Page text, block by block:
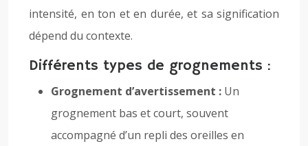
intensité, en ton et en durée, et sa signification
dépend du contexte.
Différents types de grognements :
Grognement d’avertissement : Un
grognement bas et court, souvent
accompagné d’un repli des oreilles en